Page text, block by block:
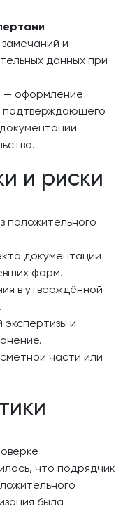
—
и
данных при
— оформление
подтверждающего
и риски
положительного
документации
форм.
в утверждённой
и
части или
что подрядчик
была